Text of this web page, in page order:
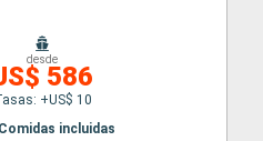
desde
586
+US$ 10
Comidas incluidas